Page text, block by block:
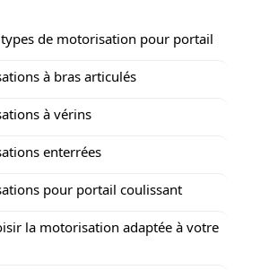
de motorisation pour portail
à bras articulés
à vérins
enterrées
pour portail coulissant
la motorisation adaptée à votre